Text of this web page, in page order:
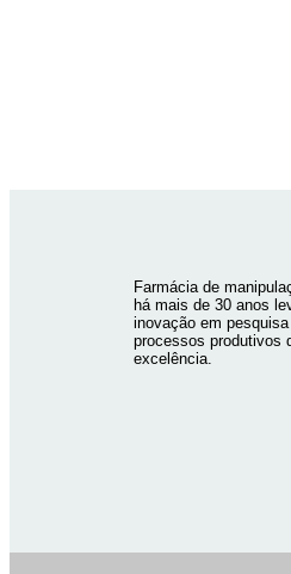
Farmácia de
há mais de 30 anos
inovação em
processos produtivos
excelência.